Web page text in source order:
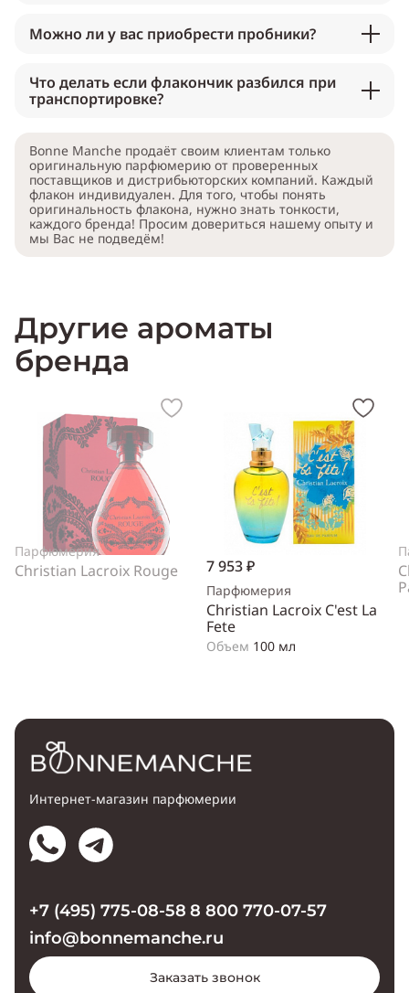
Можно ли у вас приобрести пробники?
Что делать если флакончик разбился при
транспортировке?
Bonne Manche продаёт своим клиентам только
оригинальную парфюмерию от проверенных
поставщиков и дистрибьюторских компаний. Каждый
флакон индивидуален. Для того, чтобы понять
оригинальность флакона, нужно знать тонкости,
каждого бренда! Просим довериться нашему опыту и
мы Вас не подведём!
Другие ароматы
бренда
Парфюмерия
Christian Lacroix Rouge 7 953 ₽
Парфюмерия
Christian Lacroix C'est La
Fete
Объем 100 мл
Интернет-магазин парфюмерии
+7 (495) 775-08-58 8 800 770-07-57
info@bonnemanche.ru
Заказать звонок